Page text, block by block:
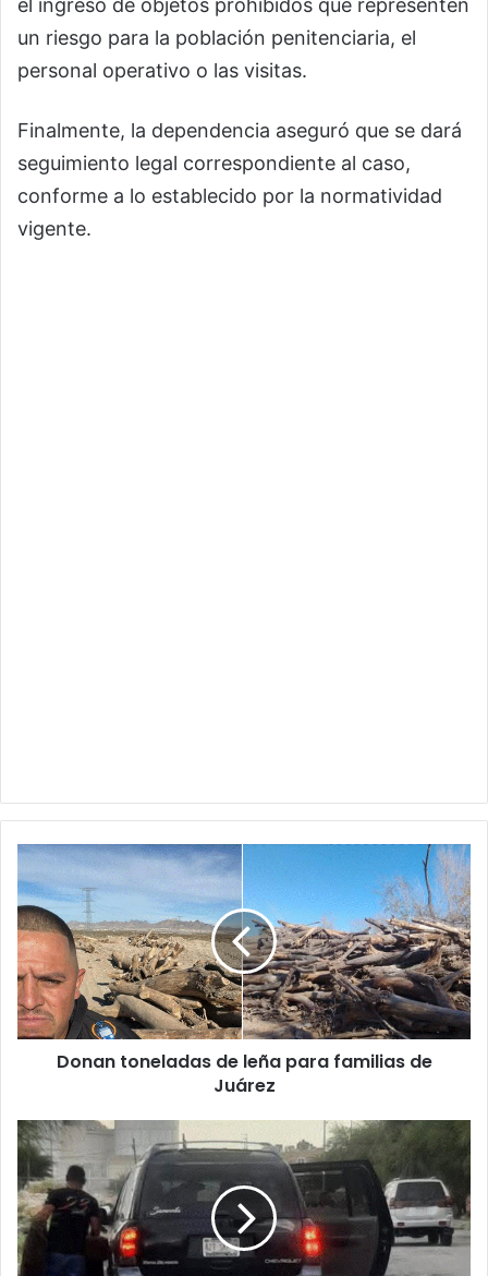
el ingreso de objetos prohibidos que representen
un riesgo para la población penitenciaria, el
personal operativo o las visitas.
Finalmente, la dependencia aseguró que se dará
seguimiento legal correspondiente al caso,
conforme a lo establecido por la normatividad
vigente.
Donan
toneladas
de
leña
para
familias
de
Juárez
Donan toneladas de leña para familias de
Juárez
Le
caerá
fuerte
multa
por
tirar
basura